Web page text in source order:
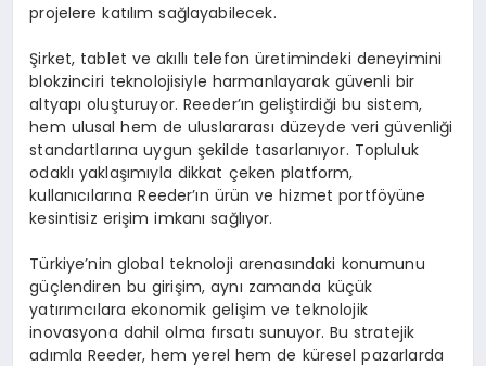
projelere katılım sağlayabilecek.
Şirket, tablet ve akıllı telefon üretimindeki deneyimini
blokzinciri teknolojisiyle harmanlayarak güvenli bir
altyapı oluşturuyor. Reeder’ın geliştirdiği bu sistem,
hem ulusal hem de uluslararası düzeyde veri güvenliği
standartlarına uygun şekilde tasarlanıyor. Topluluk
odaklı yaklaşımıyla dikkat çeken platform,
kullanıcılarına Reeder’ın ürün ve hizmet portföyüne
kesintisiz erişim imkanı sağlıyor.
Türkiye’nin global teknoloji arenasındaki konumunu
güçlendiren bu girişim, aynı zamanda küçük
yatırımcılara ekonomik gelişim ve teknolojik
inovasyona dahil olma fırsatı sunuyor. Bu stratejik
adımla Reeder, hem yerel hem de küresel pazarlarda